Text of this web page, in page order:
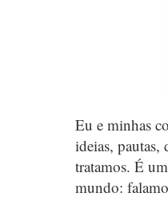
Eu e minhas
ideias, pautas,
tratamos. É
mundo: